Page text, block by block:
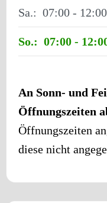
Sa.: 07:00 - 12:00
So.: 07:00 -
An Sonn- und
Öffnungszeiten
Öffnungszeiten
diese nicht